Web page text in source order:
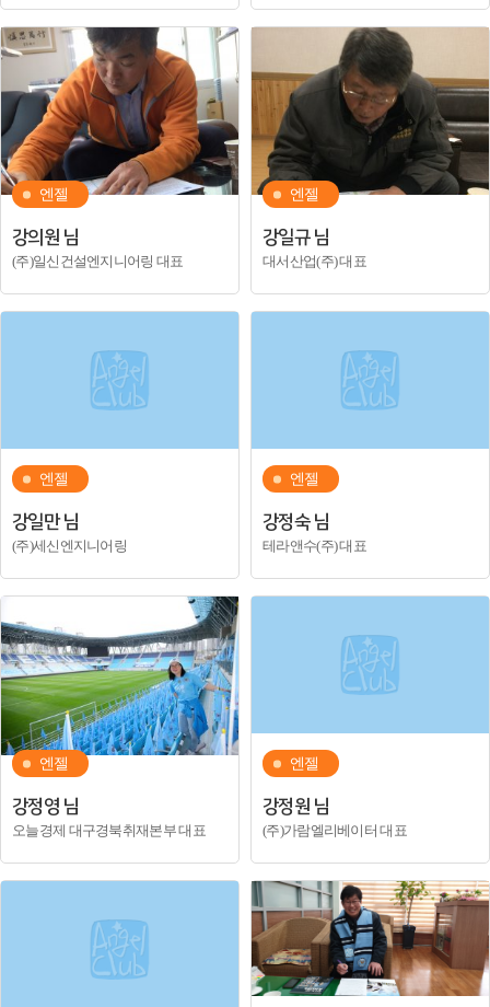
엔젤
강의원 님
(주)일신건설엔지니어링 대표
엔젤
강일규 님
대서산업(주) 대표
엔젤
강일만 님
(주)세신엔지니어링
엔젤
강정숙 님
테라앤수(주) 대표
엔젤
강정영 님
오늘경제 대구경북취재본부 대표
엔젤
강정원 님
(주)가람엘리베이터 대표